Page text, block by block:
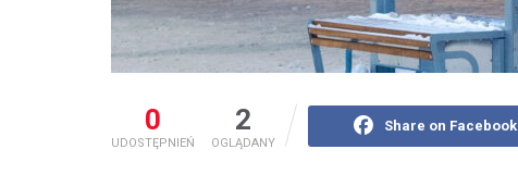
0
UDOSTĘPNIEŃ
2
OGLĄDANY
Share on Facebook